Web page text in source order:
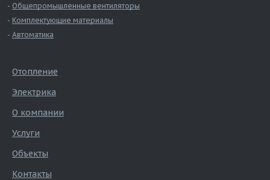
Общепромышленные вентиляторы
Комплектующие материалы
Автоматика
Отопление
Электрика
О компании
Услуги
Объекты
Контакты